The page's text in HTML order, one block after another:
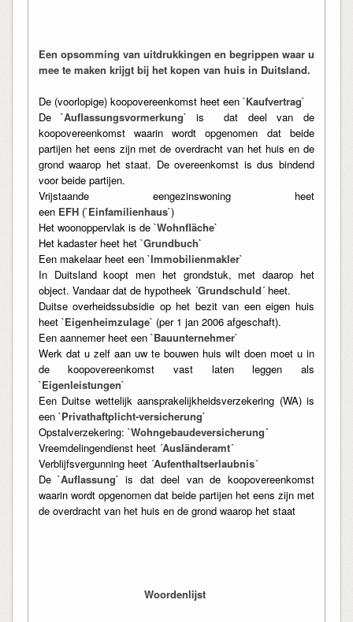
Een opsomming van uitdrukkingen en begrippen waar u
mee te maken krijgt bij het kopen van huis in Duitsland.
De (voorlopige) koopovereenkomst heet een `Kaufvertrag`
De `Auflassungsvormerkung` is dat deel van de
koopovereenkomst waarin wordt opgenomen dat beide
partijen het eens zijn met de overdracht van het huis en de
grond waarop het staat. De overeenkomst is dus bindend
voor beide partijen.
Vrijstaande eengezinswoning heet
een EFH(`Einfamilienhaus`)
Het woonoppervlak is de `Wohnfläche`
Het kadaster heet het `Grundbuch`
Een makelaar heet een `Immobilienmakler`
In Duitsland koopt men het grondstuk, met daarop het
object. Vandaar dat de hypotheek ´Grundschuld´ heet.
Duitse overheidssubsidie op het bezit van een eigen huis
heet `Eigenheimzulage` (per 1 jan 2006 afgeschaft).
Een aannemer heet een `Bauunternehmer`
Werk dat u zelf aan uw te bouwen huis wilt doen moet u in
de koopovereenkomst vast laten leggen als
`Eigenleistungen`
Een Duitse wettelijk aansprakelijkheidsverzekering (WA) is
een `Privathaftplicht-versicherung`
Opstalverzekering: `Wohngebaudeversicherung´
Vreemdelingendienst heet ´Ausländeramt´
Verblijfsvergunning heet ´Aufenthaltserlaubnis´
De `Auflassung` is dat deel van de koopovereenkomst
waarin wordt opgenomen dat beide partijen het eens zijn met
de overdracht van het huis en de grond waarop het staat
Woordenlijst